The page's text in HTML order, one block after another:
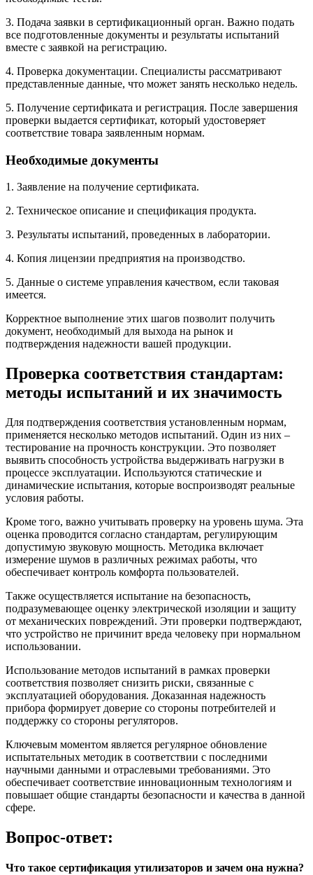
3. Подача заявки в сертификационный орган. Важно подать
все подготовленные документы и результаты испытаний
вместе с заявкой на регистрацию.
4. Проверка документации. Специалисты рассматривают
представленные данные, что может занять несколько недель.
5. Получение сертификата и регистрация. После завершения
проверки выдается сертификат, который удостоверяет
соответствие товара заявленным нормам.
Необходимые документы
1. Заявление на получение сертификата.
2. Техническое описание и спецификация продукта.
3. Результаты испытаний, проведенных в лаборатории.
4. Копия лицензии предприятия на производство.
5. Данные о системе управления качеством, если таковая
имеется.
Корректное выполнение этих шагов позволит получить
документ, необходимый для выхода на рынок и
подтверждения надежности вашей продукции.
Проверка соответствия стандартам:
методы испытаний и их значимость
Для подтверждения соответствия установленным нормам,
применяется несколько методов испытаний. Один из них –
тестирование на прочность конструкции. Это позволяет
выявить способность устройства выдерживать нагрузки в
процессе эксплуатации. Используются статические и
динамические испытания, которые воспроизводят реальные
условия работы.
Кроме того, важно учитывать проверку на уровень шума. Эта
оценка проводится согласно стандартам, регулирующим
допустимую звуковую мощность. Методика включает
измерение шумов в различных режимах работы, что
обеспечивает контроль комфорта пользователей.
Также осуществляется испытание на безопасность,
подразумевающее оценку электрической изоляции и защиту
от механических повреждений. Эти проверки подтверждают,
что устройство не причинит вреда человеку при нормальном
использовании.
Использование методов испытаний в рамках проверки
соответствия позволяет снизить риски, связанные с
эксплуатацией оборудования. Доказанная надежность
прибора формирует доверие со стороны потребителей и
поддержку со стороны регуляторов.
Ключевым моментом является регулярное обновление
испытательных методик в соответствии с последними
научными данными и отраслевыми требованиями. Это
обеспечивает соответствие инновационным технологиям и
повышает общие стандарты безопасности и качества в данной
сфере.
Вопрос-ответ:
Что такое сертификация утилизаторов и зачем она нужна?